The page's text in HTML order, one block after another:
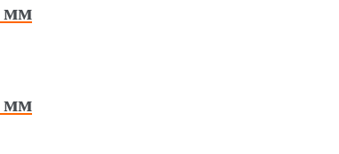
мм
мм